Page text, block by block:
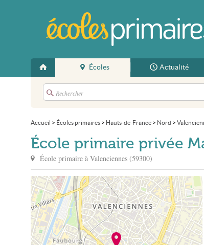
Écoles Actualité
Accueil > Écoles primaires > Hauts-de-France > Nord >
École primaire privée
École primaire à Valenciennes (59300)